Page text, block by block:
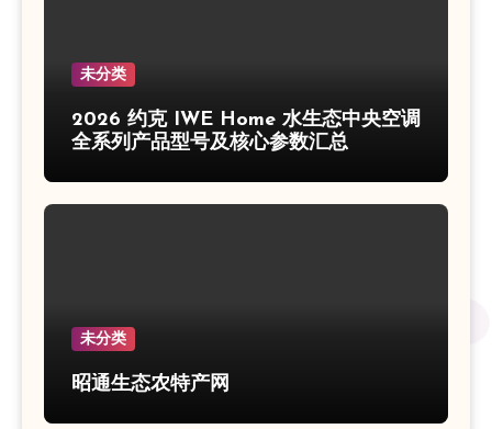
未分类
2026 约克 IWE Home 水生态中央空调
全系列产品型号及核心参数汇总
未分类
昭通生态农特产网